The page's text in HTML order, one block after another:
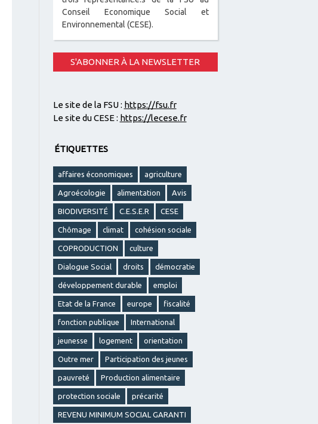
Conseil Economique Social et
Environnemental (CESE).
S'ABONNER À LA NEWSLETTER
Le site de la FSU : https://fsu.fr
Le site du CESE : https://lecese.fr
ÉTIQUETTES
affaires économiques agriculture
Agroécologie alimentation Avis
BIODIVERSITÉ C.E.S.E.R CESE
Chômage climat cohésion sociale
COPRODUCTION culture
Dialogue Social droits démocratie
développement durable emploi
Etat de la France europe fiscalité
fonction publique International
jeunesse logement orientation
Outre mer Participation des jeunes
pauvreté Production alimentaire
protection sociale précarité
REVENU MINIMUM SOCIAL GARANTI